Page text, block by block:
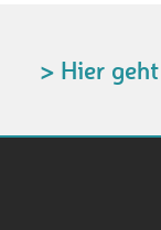
> Hier